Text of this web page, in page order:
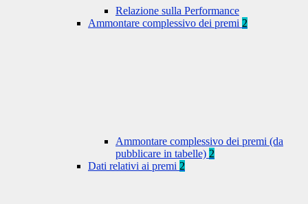
Relazione sulla Performance
Ammontare complessivo dei premi 2
Ammontare complessivo dei premi (da
pubblicare in tabelle) 2
Dati relativi ai premi 2